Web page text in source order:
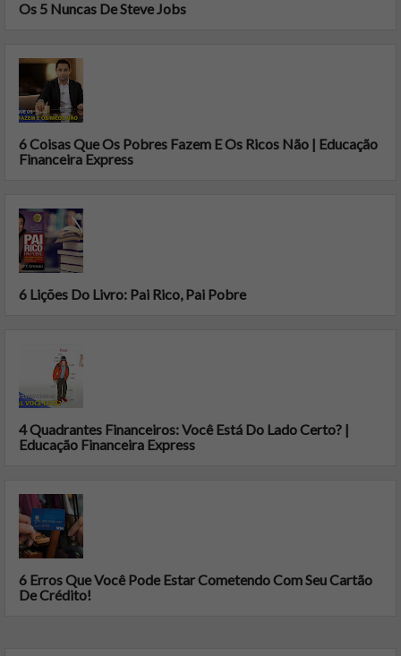
Os 5 Nuncas De Steve Jobs
6 Coisas Que Os Pobres Fazem E Os Ricos Não | Educação
Financeira Express
6 Lições Do Livro: Pai Rico, Pai Pobre
4 Quadrantes Financeiros: Você Está Do Lado Certo? |
Educação Financeira Express
6 Erros Que Você Pode Estar Cometendo Com Seu Cartão
De Crédito!